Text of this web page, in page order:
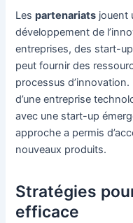
Lespartenariats jouent
développement de
entreprises, des start-
peut fournir des
processus
d’une entreprise
avec une start-up
approche a permis
nouveaux produits.
Stratégies
efficace